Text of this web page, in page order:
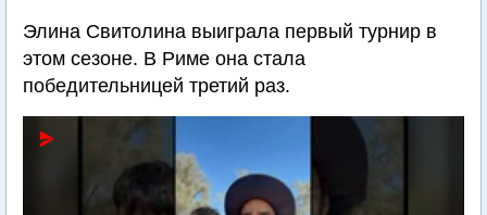
Элина Свитолина выиграла первый турнир в
этом сезоне. В Риме она стала
победительницей третий раз.